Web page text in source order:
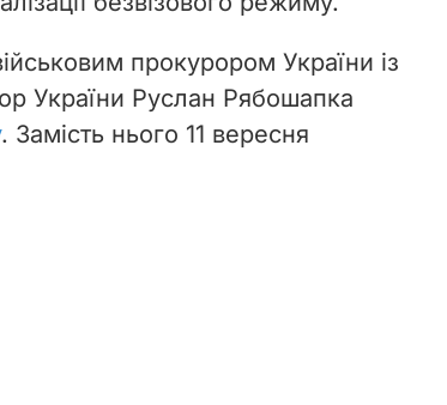
прокурором України із
України Руслан Рябошапка
. Замість нього 11 вересня